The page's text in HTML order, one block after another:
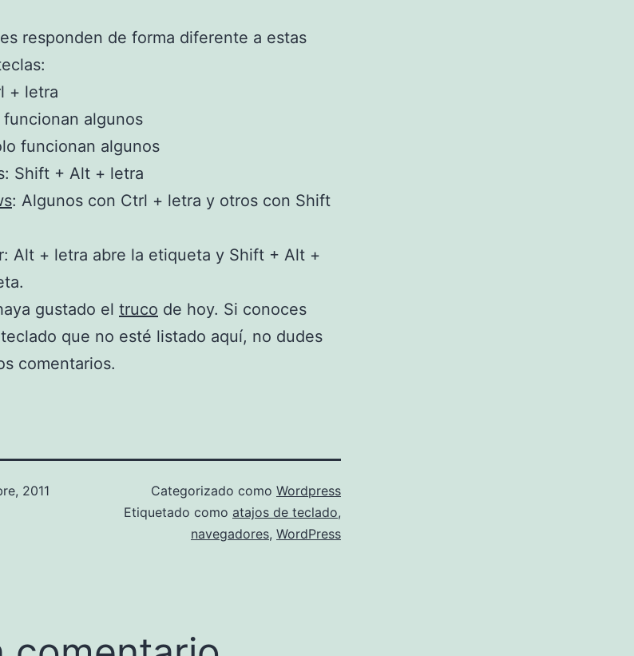
responden de forma diferente a estas
+ letra
algunos
funcionan algunos
Shift + Alt + letra
: Algunos con Ctrl + letra y otros con Shift
Alt + letra abre la etiqueta y Shift + Alt +
gustado el truco de hoy. Si conoces
que no esté listado aquí, no dudes
comentarios.
2011
Categorizado como Wordpress
Etiquetado como atajos de teclado,
navegadores, WordPress